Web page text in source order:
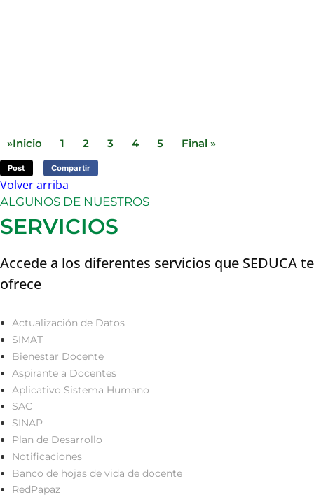
»Inicio 1 2 3 4 5 Final »
Post Compartir
Volver arriba
ALGUNOS DE NUESTROS
SERVICIOS
Accede a los diferentes servicios que SEDUCA te
ofrece
Actualización de Datos
SIMAT
Bienestar Docente
Aspirante a Docentes
Aplicativo Sistema Humano
SAC
SINAP
Plan de Desarrollo
Notificaciones
Banco de hojas de vida de docente
RedPapaz